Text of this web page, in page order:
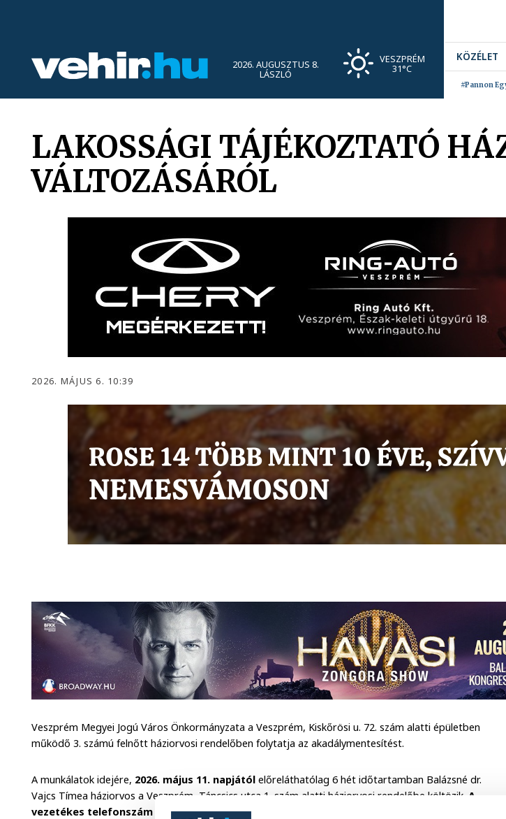
2026. AUGUSZTUS 8.
LÁSZLÓ
VESZPRÉM
31°C
KÖZÉLET
#Pannon
LAKOSSÁGI TÁJÉKOZTATÓ
VÁLTOZÁSÁRÓL
2026. MÁJUS 6. 10:39
Veszprém Megyei Jogú Város Önkormányzata a Veszprém, Kiskőrösi u. 72. szám alatti épületben
működő 3. számú felnőtt háziorvosi rendelőben folytatja az akadálymentesítést.
A munkálatok idejére, 2026. május 11. napjátólelőreláthatólag 6 hét időtartamban Balázsné dr.
Vajcs Tímea háziorvos a Veszprém, Táncsics utca 1. szám alatti háziorvosi rendelőbe költözik. A
vezetékes telefonszám átmenetileg nem lesz elérhető.